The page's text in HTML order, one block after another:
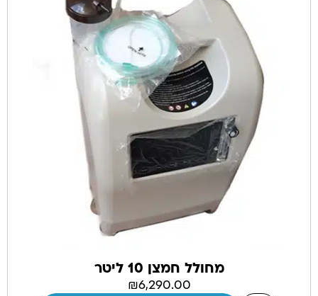
מחולל חמצן 10 ליטר
₪6,290.00